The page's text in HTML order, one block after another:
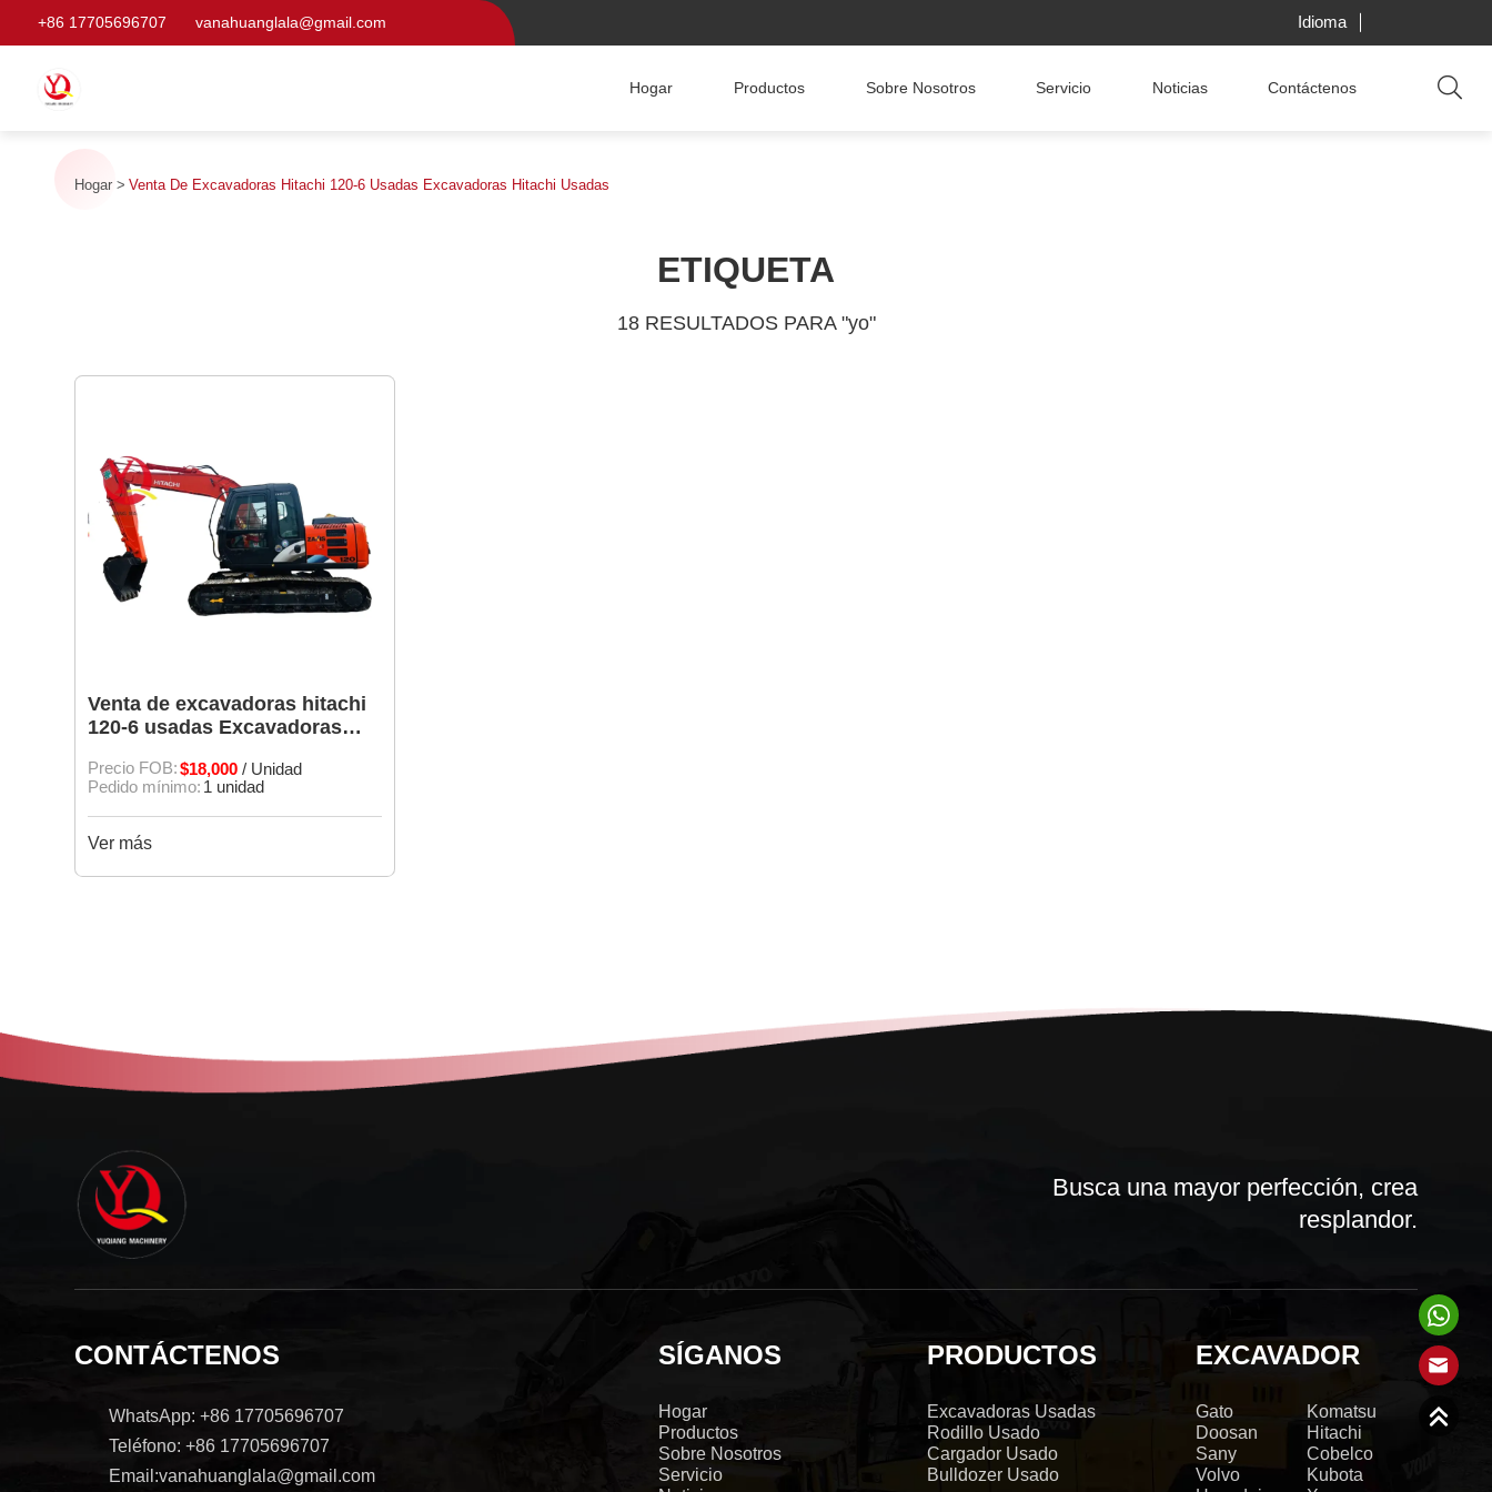
+86 17705696707 vanahuanglala@gmail.com Idioma
Hogar Productos Sobre Nosotros Servicio Noticias Contáctenos
Hogar Venta De Excavadoras Hitachi 120-6 Usadas Excavadoras Hitachi Usadas
ETIQUETA
18 RESULTADOS PARA "yo"
Venta de excavadoras hitachi
120-6 usadas Excavadoras
Precio FOB:$18,000/ Unidad
Pedido mínimo: 1 unidad
Ver más
Busca una mayor perfección, crea
resplandor.
CONTÁCTENOS
WhatsApp: +86 17705696707
Teléfono: +86 17705696707
Email:vanahuanglala@gmail.com
SÍGANOS
Hogar
Productos
Sobre Nosotros
Servicio
PRODUCTOS
Excavadoras Usadas
Rodillo Usado
Cargador Usado
Bulldozer Usado
EXCAVADOR
Gato
Komatsu
Doosan
Hitachi
Sany
Cobelco
Volvo
Kubota